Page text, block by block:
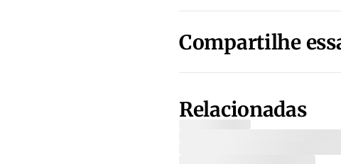
Compartilhe
Relacionadas